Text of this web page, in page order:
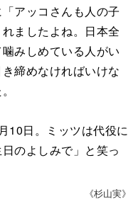
アッコさんも人の子
ましたよね。日本全
みしめている人がい
締めなければいけな
10日。ミッツは代役に
のよしみで」と笑っ
《杉山実》